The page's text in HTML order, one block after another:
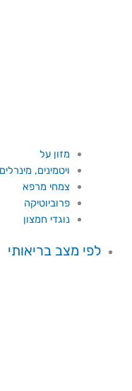
מזון על
ויטמינים,
צמחי מרפא
פרוביוטיקה
נוגדי חמצון
לפי מצב בריאותי